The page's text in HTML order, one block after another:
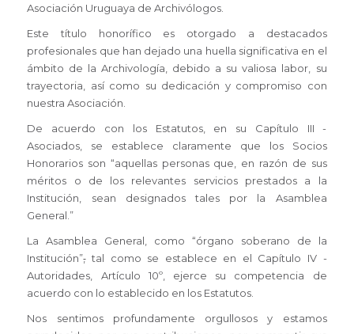
Asociación Uruguaya de Archivólogos.
Este título honorífico es otorgado a destacados
profesionales que han dejado una huella significativa en el
ámbito de la Archivología, debido a su valiosa labor, su
trayectoria, así como su dedicación y compromiso con
nuestra Asociación.
De acuerdo con los Estatutos, en su Capítulo III -
Asociados, se establece claramente que los Socios
Honorarios son “aquellas personas que, en razón de sus
méritos o de los relevantes servicios prestados a la
Institución, sean designados tales por la Asamblea
General.”
La Asamblea General, como “órgano soberano de la
Institución”,tal como se establece en el Capítulo IV -
Autoridades, Artículo 10º, ejerce su competencia de
acuerdo con lo establecido en los Estatutos.
Nos sentimos profundamente orgullosos y estamos